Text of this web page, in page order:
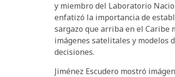
y miembro del Laboratorio
enfatizó la importancia ​​de
sargazo que arriba en el Caribe
imágenes satelitales y modelos
decisiones.
Jiménez Escudero mostró